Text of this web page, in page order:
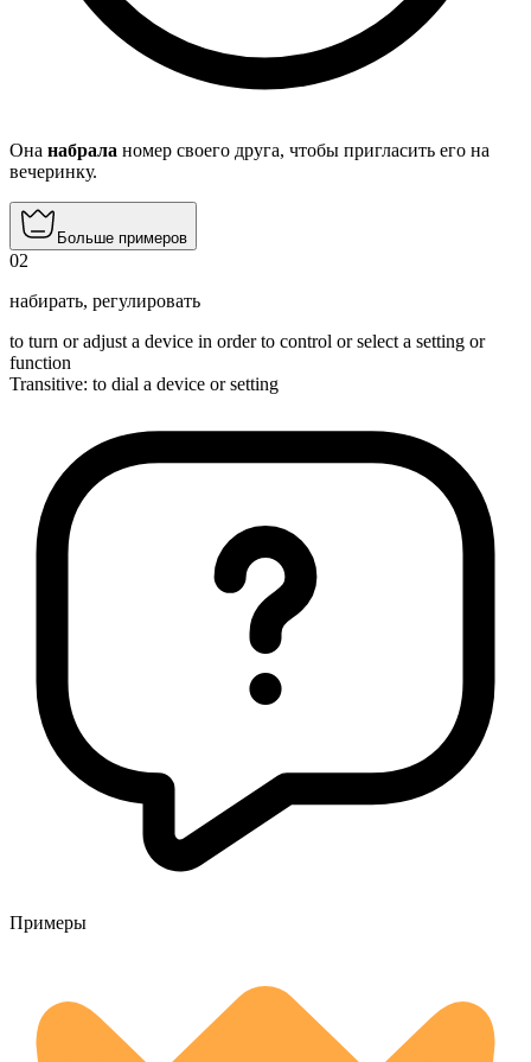
Она набрала номер своего друга, чтобы пригласить его на
вечеринку.
Больше примеров
02
набирать, регулировать
to turn or adjust a device in order to control or select a setting or
function
Transitive: to dial a device or setting
Примеры